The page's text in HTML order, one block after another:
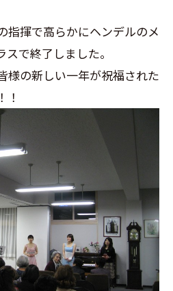
指揮で高らかにヘンデルのメ
で終了しました。
様の新しい一年が祝福された
！